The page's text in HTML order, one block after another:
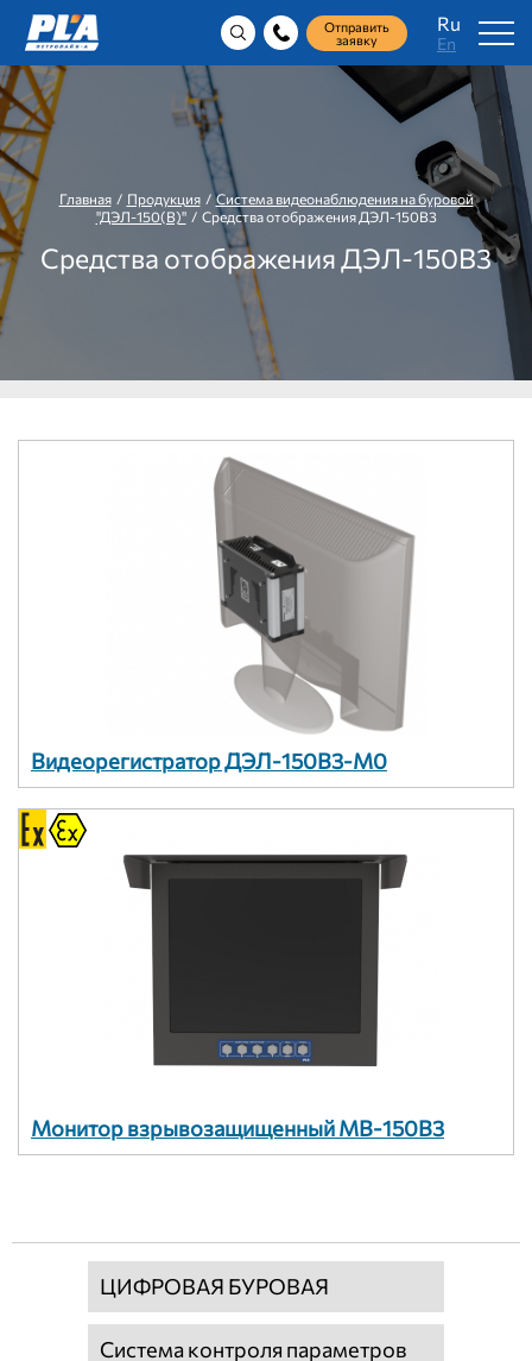
Ru
En
Отправить
заявку
Главная/ Продукция/Система видеонаблюдения на буровой
"ДЭЛ-150(В)"/ Средства отображения ДЭЛ-150В3
Средства отображения ДЭЛ-150В3
Видеорегистратор ДЭЛ-150В3-М0
Монитор взрывозащищенный МВ-150В3
ЦИФРОВАЯ БУРОВАЯ
Система контроля параметров